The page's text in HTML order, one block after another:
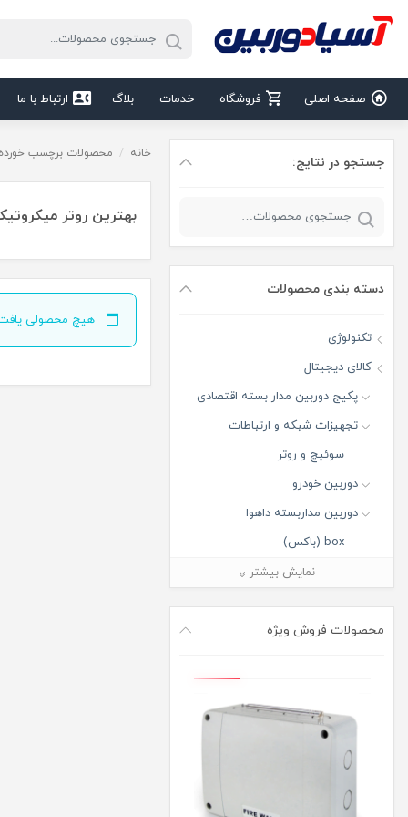
صفحه اصلی فروشگاه خدمات بلاگ ارتباط با ما
جستجو در نتایج:
دسته‌ بندی محصولات
تکنولوژی
کالای دیجیتال
پکیج دوربین مدار بسته اقتصادی
تجهیزات شبکه و ارتباطات
سوئیچ و روتر
دوربین خودرو
دوربین مداربسته داهوا
box (باکس)
Fisheye (فیش آی)
PTZ (پی تی زد)
دوربین مدار بسته ارزان قیمت
نمایش بیشتر
محصولات فروش ویژه
خانه / محصولات برچسب خورده
بهترین روتر
هیچ محصولی